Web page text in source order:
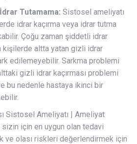
Tutamama: Sistosel ameliyatı
idrar kaçırma veya idrar tutma
Çoğu zaman şiddetli idrar
kişilerde altta yatan gizli idrar
edilemeyebilir. Sarkma problemi
gizli idrar kaçırması problemi
bu nedenle hastaya ikinci bir
Sistosel Ameliyatı | Ameliyat
sizin için en uygun olan tedavi
ve olası riskleri değerlendirmek için